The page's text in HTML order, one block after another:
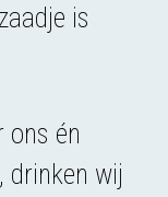
is
ons én
drinken wij